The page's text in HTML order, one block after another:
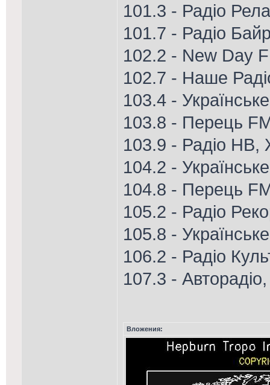
101.3 - Радіо
101.7 - Радіо
102.2 - New Day
102.7 - Наше
103.4 -
103.8 - Перець
103.9 - Радіо НВ,
104.2 -
104.8 - Перець
105.2 - Радіо
105.8 -
106.2 - Радіо
107.3 -
Вложения: